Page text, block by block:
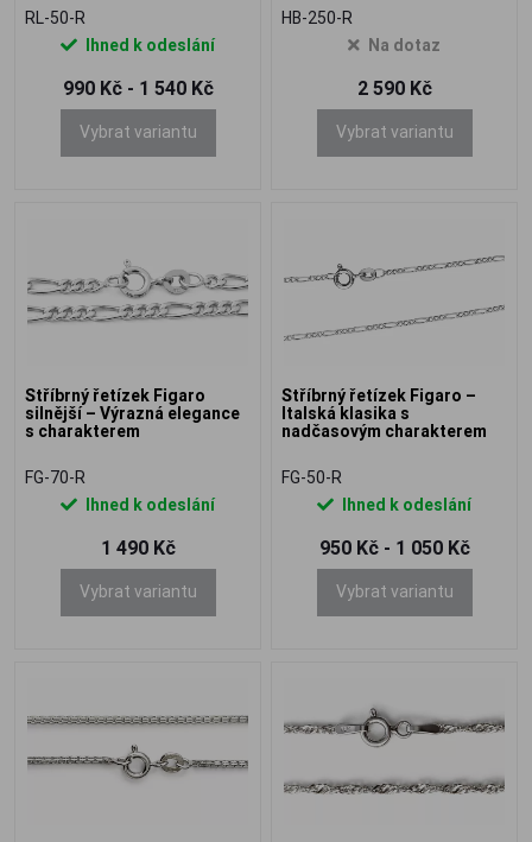
RL-50-R
Ihned k odeslání
990 Kč - 1 540 Kč
Vybrat variantu
HB-250-R
Na dotaz
2 590 Kč
Vybrat variantu
Stříbrný řetízek Figaro
silnější – Výrazná elegance
s charakterem
FG-70-R
Ihned k odeslání
1 490 Kč
Vybrat variantu
Stříbrný řetízek Figaro –
Italská klasika s
nadčasovým charakterem
FG-50-R
Ihned k odeslání
950 Kč - 1 050 Kč
Vybrat variantu